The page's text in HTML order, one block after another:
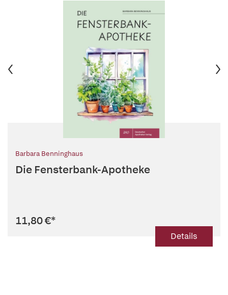
Barbara Benninghaus
Die Fensterbank-Apotheke
11,80 €*
Details